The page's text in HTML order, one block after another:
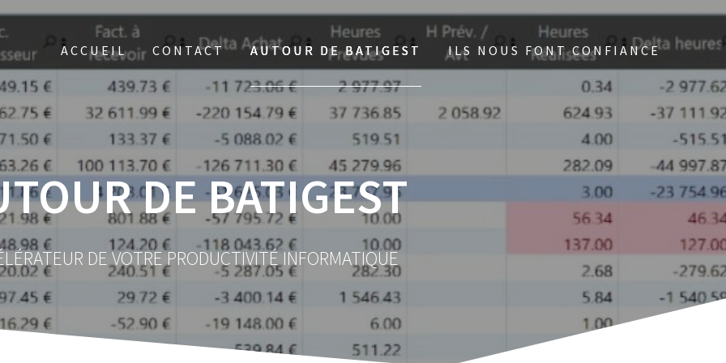
ACCUEIL CONTACT AUTOUR DE BATIGEST ILS NOUS FONT CONFIANCE
DE BATIGEST
DE VOTRE PRODUCTIVITÉ INFORMATIQUE